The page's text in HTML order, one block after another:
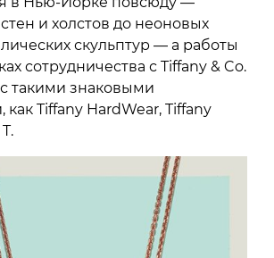
и холстов до неоновых
скульптур — а работы
сотрудничества с Tiffany & Co.
такими знаковыми
как Tiffany HardWear, Tiffany